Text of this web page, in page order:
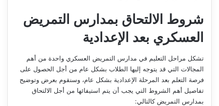
شروط الالتحاق بمدارس التمريض
العسكري بعد الإعدادية
تشكل مراحل التعليم في مدارس التمريض العسكري واحدة من أهم
المجالات التي قد يتوجه إليها الطلاب بشكل عام من أجل الحصول على
فرصة التعلم بعد المرحلة الإعدادية بشكل عام، وسنقوم بعرض وتوضيح
تفاصيل أهم الشروط التي يجب أن يتم استيفائها من أجل الالتحاق
بمدارس التمريض كالتالي: